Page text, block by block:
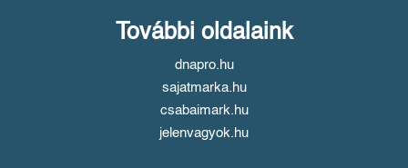
További oldalaink
dnapro.hu
sajatmarka.hu
csabaimark.hu
jelenvagyok.hu